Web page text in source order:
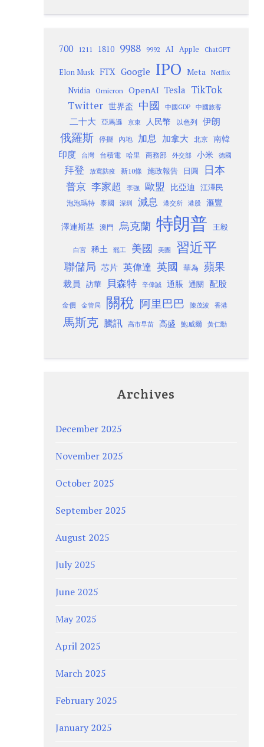
700 1211 1810 9988 9992 AI Apple ChatGPT
Elon Musk FTX Google IPO Meta Netflix
Nvidia Omicron OpenAI Tesla TikTok
Twitter 世界盃 中國 中國GDP 中國旅客
二十大 亞馬遜 京東 人民幣 以色列 伊朗
俄羅斯 停擺 內地 加息 加拿大 北京
南韓
印度
台灣 台積電 哈里 商務部 外交部 小米 德國
拜登 放寬防疫 新10條 施政報告 日圓 日本
普京 李家超 李強 歐盟 比亞迪 江澤民
泡泡瑪特 泰國 深圳 減息 港交所 港股 滙豐
澤連斯基 澳門 烏克蘭 特朗普 王毅
白宮 稀土 罷工 美國 美團 習近平
聯儲局 芯片 英偉達 英國 華為 蘋果
裁員 訪華 貝森特 辛偉誠 通脹 通關 配股
金價 金管局 關稅 阿里巴巴 陳茂波 香港
馬斯克 騰訊 高市早苗 高盛 鮑威爾 黃仁勳
Archives
December 2025
November 2025
October 2025
September 2025
August 2025
July 2025
June 2025
May 2025
April 2025
March 2025
February 2025
January 2025